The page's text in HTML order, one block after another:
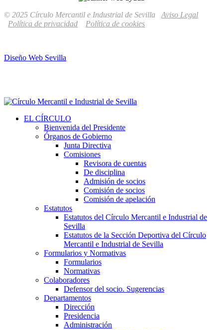
© 2025 Círculo Mercantil e Industrial de Sevilla Aviso Legal
Política de privacidad
Política de cookies
Diseño Web Sevilla
EL CÍRCULO
Bienvenida del Presidente
Órganos de Gobierno
Junta Directiva
Comisiones
Revisora de cuentas
De disciplina
Admisión de socios
Comisión de socios
Comisión de apelación
Estatutos
Estatutos del Círculo Mercantil e Industrial de
Sevilla
Estatutos de la Sección Deportiva del Círculo
Mercantil e Industrial de Sevilla
Formularios y Normativas
Formularios
Normativas
Colaboradores
Defensor del socio. Sugerencias
Departamentos
Dirección
Presidencia
Administración